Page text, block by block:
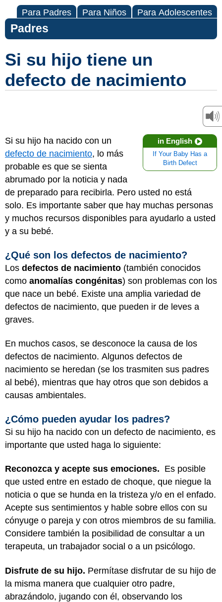
Para Padres Para Niños Para Adolescentes
Padres
Si su hijo tiene un
defecto de nacimiento
in English
If Your Baby Has a
Birth Defect
Si su hijo ha nacido con un
defecto de nacimiento, lo más
probable es que se sienta
abrumado por la noticia y nada
de preparado para recibirla. Pero usted no está
solo. Es importante saber que hay muchas personas
y muchos recursos disponibles para ayudarlo a usted
y a su bebé.
¿Qué son los defectos de nacimiento?
Los defectos de nacimiento (también conocidos
como anomalías congénitas) son problemas con los
que nace un bebé. Existe una amplia variedad de
defectos de nacimiento, que pueden ir de leves a
graves.
En muchos casos, se desconoce la causa de los
defectos de nacimiento. Algunos defectos de
nacimiento se heredan (se los trasmiten sus padres
al bebé), mientras que hay otros que son debidos a
causas ambientales.
¿Cómo pueden ayudar los padres?
Si su hijo ha nacido con un defecto de nacimiento, es
importante que usted haga lo siguiente:
Reconozca y acepte sus emociones. Es posible
que usted entre en estado de choque, que niegue la
noticia o que se hunda en la tristeza y/o en el enfado.
Acepte sus sentimientos y hable sobre ellos con su
cónyuge o pareja y con otros miembros de su familia.
Considere también la posibilidad de consultar a un
terapeuta, un trabajador social o a un psicólogo.
Disfrute de su hijo. Permítase disfrutar de su hijo de
la misma manera que cualquier otro padre,
abrazándolo, jugando con él, observando los